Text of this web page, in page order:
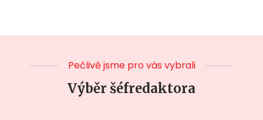
Pečlivě jsme pro vás vybrali
Výběr šéfredaktora